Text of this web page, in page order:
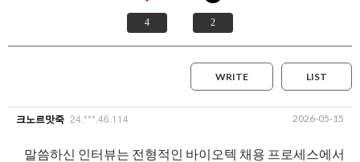
4 2
LIST
WRITE
크노르맛죽 24.***.46.114 2026-05-15
말씀하신 인터뷰는 전형적인 바이오텍 채용 프로세스에서